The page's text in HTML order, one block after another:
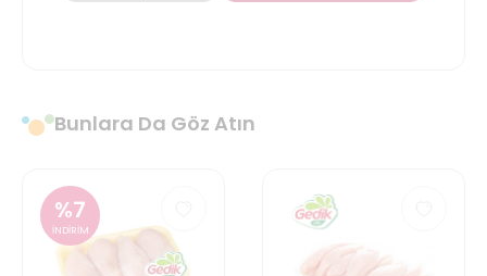
Bunlara Da Göz Atın
%7
İNDİRİM